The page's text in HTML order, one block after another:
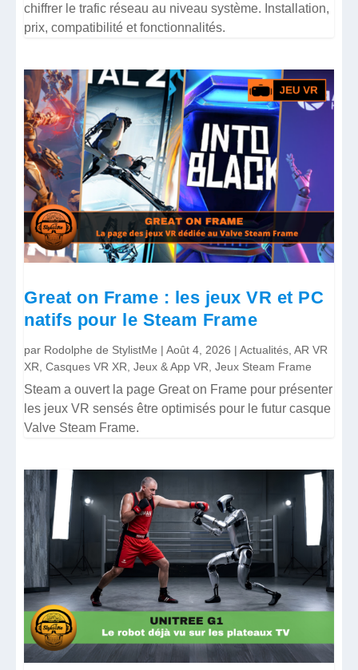
chiffrer le trafic réseau au niveau système. Installation,
prix, compatibilité et fonctionnalités.
Great on Frame : les jeux VR et PC
natifs pour le Steam Frame
par Rodolphe de StylistMe |Août 4, 2026 |Actualités ,AR VR
XR ,Casques VR XR ,Jeux & App VR ,Jeux Steam Frame
Steam a ouvert la page Great on Frame pour présenter
les jeux VR sensés être optimisés pour le futur casque
Valve Steam Frame.